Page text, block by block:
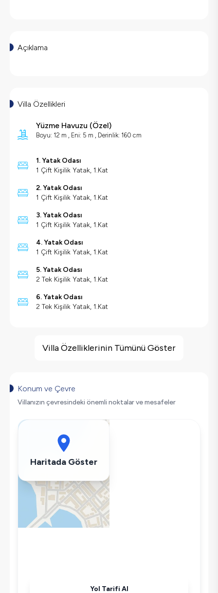
Açıklama
Villa Özellikleri
Yüzme Havuzu (Özel)
Boyu: 12 m , Eni: 5 m , Derinlik: 160 cm
1. Yatak Odası
1 Çift Kişilik Yatak, 1.Kat
2. Yatak Odası
1 Çift Kişilik Yatak, 1.Kat
3. Yatak Odası
1 Çift Kişilik Yatak, 1.Kat
4. Yatak Odası
1 Çift Kişilik Yatak, 1.Kat
5. Yatak Odası
2 Tek Kişilik Yatak, 1.Kat
6. Yatak Odası
2 Tek Kişilik Yatak, 1.Kat
Deniz Manzarası
Saç Kurutma Makinası
Bulaşık Makinesi
Buzdolabı
Mikrodalga
Kettle
Havuz-Bahçe Bakımı
Villa Özelliklerinin Tümünü Göster
Konum ve Çevre
Villanızın çevresindeki önemli noktalar ve mesafeler
Haritada Göster
Yol Tarifi Al